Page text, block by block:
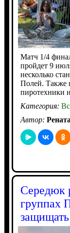
Матч 1/4
пройдет 9
несколько
Полей. Также
пиротехники
Категория:
Автор:
Середюк
группах
защищать